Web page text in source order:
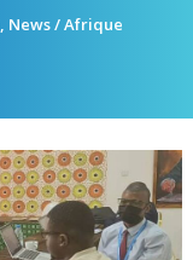
, News/Afrique